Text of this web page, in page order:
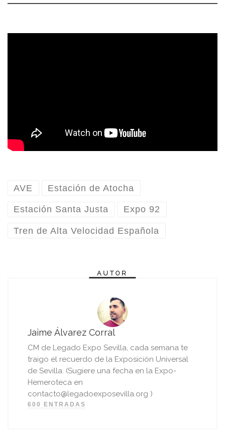
AVE Estación de Atocha
Estación Santa Justa Expo 92
Tren de Alta Velocidad Española
AUTOR
Jaime Álvarez Corral
CM de Legado Expo Sevilla, cada semana te
traigo el recuerdo de la Exposición Universal
de Sevilla. (Sugiere una fecha en la Expo-
Hemeroteca en
contacto@legadoexposevilla.org )
600 ENTRADAS